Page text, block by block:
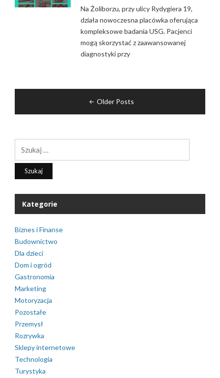
Na Żoliborzu, przy ulicy Rydygiera 19,
działa nowoczesna placówka oferująca
kompleksowe badania USG. Pacjenci
mogą skorzystać z zaawansowanej
diagnostyki przy
Older Posts
Kategorie
Biznes i Finanse
Budownictwo
Dla dzieci
Dom i ogród
Gastronomia
Marketing
Motoryzacja
Pozostałe
Przemysł
Rozrywka
Sklepy internetowe
Technologia
Turystyka